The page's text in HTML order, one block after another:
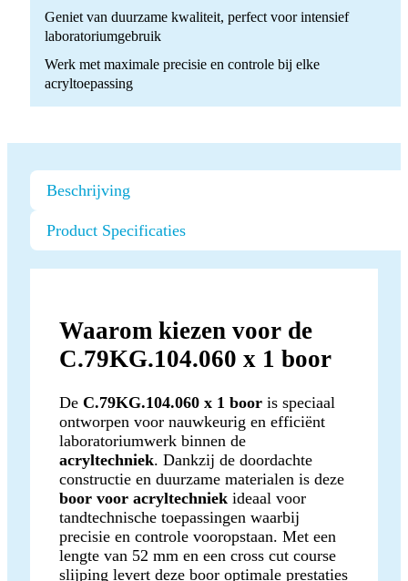
Geniet van duurzame kwaliteit, perfect voor intensief
laboratoriumgebruik
Werk met maximale precisie en controle bij elke
acryltoepassing
Beschrijving
Product Specificaties
Waarom kiezen voor de
C.79KG.104.060 x 1 boor
De C.79KG.104.060 x 1 boor is speciaal
ontworpen voor nauwkeurig en efficiënt
laboratoriumwerk binnen de
acryltechniek. Dankzij de doordachte
constructie en duurzame materialen is deze
boor voor acryltechniek ideaal voor
tandtechnische toepassingen waarbij
precisie en controle vooropstaan. Met een
lengte van 52 mm en een cross cut course
slijping levert deze boor optimale prestaties